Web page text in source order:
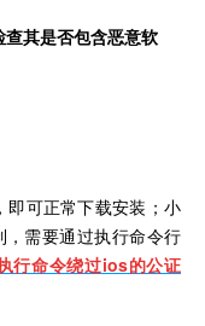
查其是否包含恶意软
即可正常下载安装；小
需要通过执行命令行
行命令绕过ios的公证